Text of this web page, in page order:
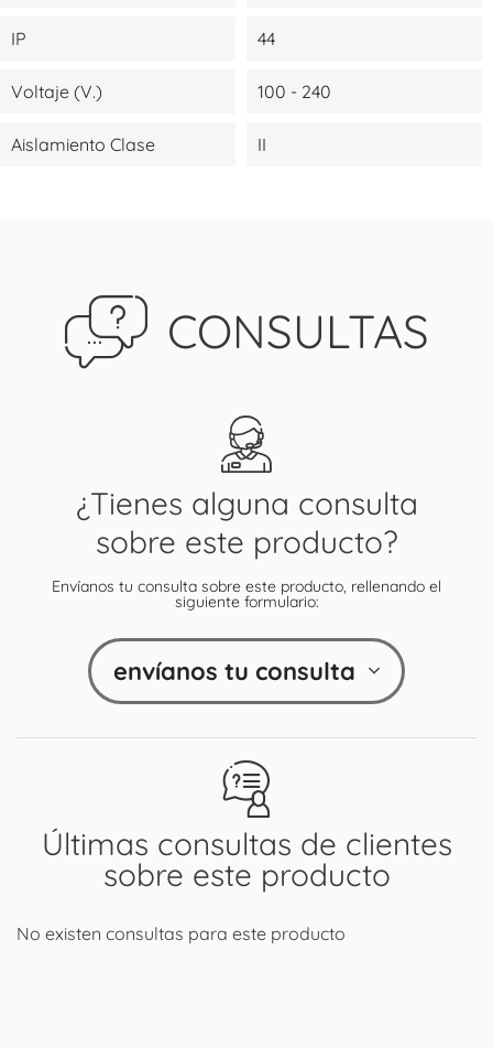
IP 44
Voltaje (V.) 100 - 240
Aislamiento Clase II
CONSULTAS
Últimas consultas de clientes
sobre este producto
No existen consultas para este producto
¿Tienes alguna consulta
sobre este producto?
Envíanos tu consulta sobre este producto, rellenando el
siguiente formulario:
envíanos tu consulta